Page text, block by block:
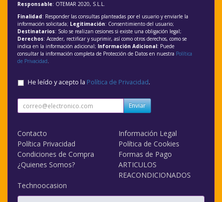
Responsable: OTEMAR 2020, S.L.L.
Finalidad: Responder las consultas planteadas por el usuario y enviarle la
información solicitada; Legitimación: Consentimiento del usuario;
Destinatarios: Solo se realizan cesiones si existe una obligación legal;
Derechos: Acceder, rectificar y suprimir, así como otros derechos, como se
indica en la información adicional; Información Adicional: Puede
consultar la información completa de Protección de Datos en nuestra Política
de Privacidad.
He leído y acepto la Política de Privacidad.
Enviar
Contacto
Información Legal
Política Privacidad
Política de Cookies
Condiciones de Compra
Formas de Pago
¿Quienes Somos?
ARTICULOS
REACONDICIONADOS
Technoocasion